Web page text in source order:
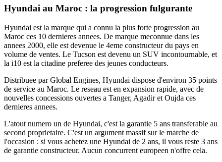
Hyundai au Maroc : la progression fulgurante
Hyundai est la marque qui a connu la plus forte progression au
Maroc ces 10 dernieres annees. De marque meconnue dans les
annees 2000, elle est devenue le 4eme constructeur du pays en
volume de ventes. Le Tucson est devenu un SUV incontournable, et
la i10 est la citadine preferee des jeunes conducteurs.
Distribuee par Global Engines, Hyundai dispose d'environ 35 points
de service au Maroc. Le reseau est en expansion rapide, avec de
nouvelles concessions ouvertes a Tanger, Agadir et Oujda ces
dernieres annees.
L'atout numero un de Hyundai, c'est la garantie 5 ans transferable au
second proprietaire. C'est un argument massif sur le marche de
l'occasion : si vous achetez une Hyundai de 2 ans, il vous reste 3 ans
de garantie constructeur. Aucun concurrent europeen n'offre cela.